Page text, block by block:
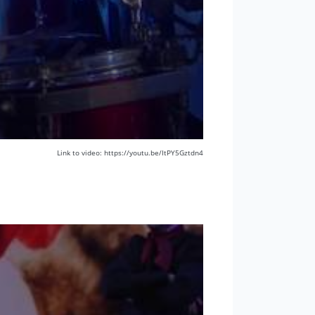
Link to video: https://youtu.be/ItPY5Gztdn4